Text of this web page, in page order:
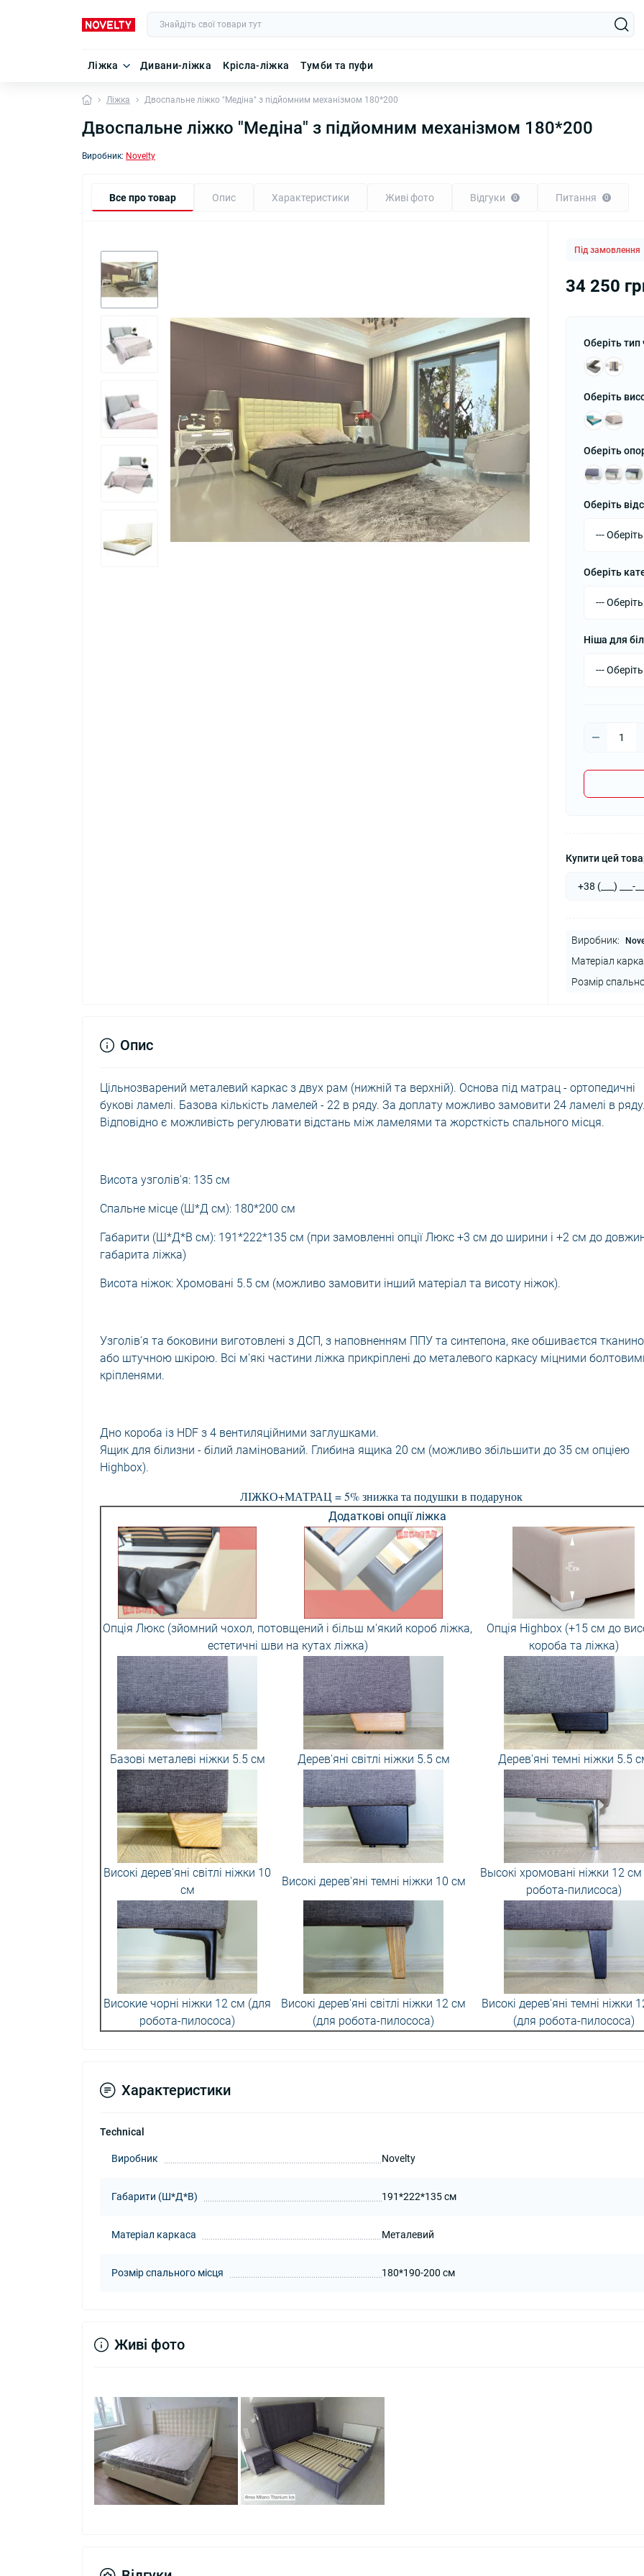
Ліжка Дивани-ліжка Крісла-ліжка Тумби та пуфи
Ліжка Двоспальне ліжко "Медіна" з підйомним механізмом 180*200
Двоспальне ліжко "Медіна" з підйомним механізмом 180*200
Виробник: Novelty
Все про товар Опис Характеристики Живі фото Відгуки 0 Питання 0
Під замовлення
34 250
Оберіть
Оберіть
Оберіть
Оберіть
Оберіть
Ніша для
Купити цей
Виробник:
Матеріал
Розмір
Опис
Цільнозварений металевий каркас з двух рам (нижній та верхній). Основа під матрац - ортопедичні
букові ламелі. Базова кількість ламелей - 22 в ряду. За доплату можливо замовити 24 ламелі в
Відповідно є можливість регулювати відстань між ламелями та жорсткість спального місця.
Висота узголів'я: 135 см
Спальне місце (Ш*Д см): 180*200 см
Габарити (Ш*Д*В см): 191*222*135 см (при замовленні опції Люкс +3 см до ширини і +2 см до
габарита ліжка)
Висота ніжок: Хромовані 5.5 см (можливо замовити інший матеріал та висоту ніжок).
Узголів'я та боковини виготовлені з ДСП, з наповненням ППУ та синтепона, яке обшиваєтся
або штучною шкірою. Всі м'які частини ліжка прикріплені до металевого каркасу міцними
кріпленями.
Дно короба із HDF з 4 вентиляційними заглушками.
Ящик для білизни - білий ламінований. Глибина ящика 20 см (можливо збільшити до 35 см опціею
Highbox).
ЛІЖКО+МАТРАЦ = 5% знижка та подушки в подарунок
Додаткові опції ліжка
Опція Люкс (зйомний чохол, потовщений і більш м'який короб ліжка,
естетичні шви на кутах ліжка)
Опція Highbox (+15 см до
короба та ліжка)
Базові металеві ніжки 5.5 см Дерев'яні світлі ніжки 5.5 см Дерев'яні темні ніжки 5.5
Високі дерев'яні світлі ніжки 10
см
Високі дерев'яні темні ніжки 10 см
Высокі хромовані ніжки 12
робота-пилисоса)
Високие чорні ніжки 12 см (для
робота-пилососа)
Високі дерев'яні світлі ніжки 12 см
(для робота-пилососа)
Високі дерев'яні темні ніжки
(для робота-пилососа)
Характеристики
Technical
Виробник Novelty
Габарити (Ш*Д*В) 191*222*135 см
Матеріал каркаса Металевий
Розмір спального місця 180*190-200 см
Живі фото